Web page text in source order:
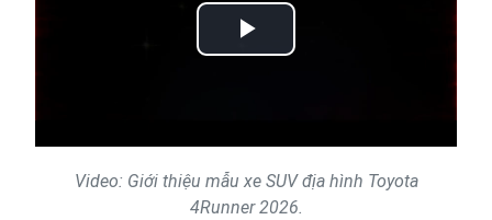
Play
Video: Giới thiệu mẫu xe SUV địa hình Toyota
4Runner 2026.